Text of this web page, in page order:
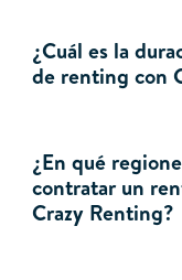
¿Cuál es la
de renting con
¿En qué
contratar un
Crazy Renting?